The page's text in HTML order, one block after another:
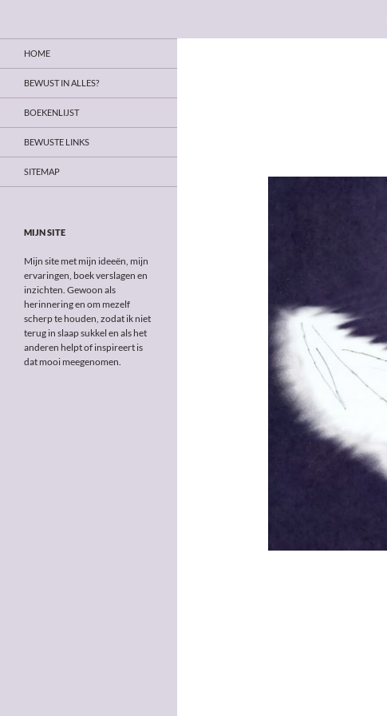
naar
HOME
BEWUST IN ALLES?
BOEKENLIJST
BEWUSTE LINKS
SITEMAP
MIJN SITE
Mijn site met mijn ideeën, mijn
ervaringen, boek verslagen en
inzichten. Gewoon als
herinnering en om mezelf
scherp te houden, zodat ik niet
terug in slaap sukkel en als het
anderen helpt of inspireert is
dat mooi meegenomen.